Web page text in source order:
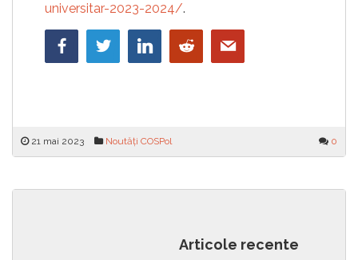
universitar-2023-2024/.
21 mai 2023 Noutăți COSPol 0
Navigare
Articole recente